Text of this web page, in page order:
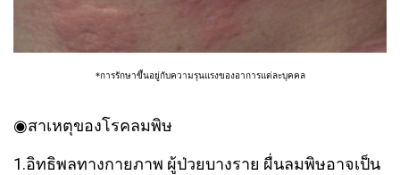
*การรักษาขึ้นอยู่กับความรุนแรงของอาการแต่ละบุคคล
◉สาเหตุของโรคลมพิษ
1.อิทธิพลทางกายภาพ ผู้ป่วยบางราย ผื่นลมพิษอาจเป็น